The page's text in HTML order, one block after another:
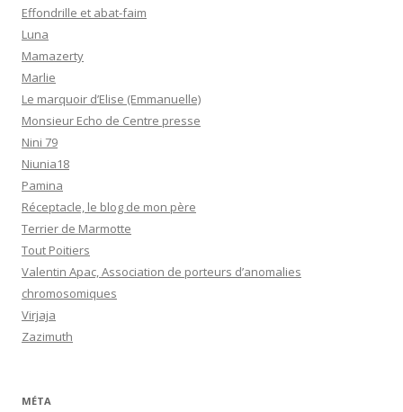
Effondrille et abat-faim
Luna
Mamazerty
Marlie
Le marquoir d’Elise (Emmanuelle)
Monsieur Echo de Centre presse
Nini 79
Niunia18
Pamina
Réceptacle, le blog de mon père
Terrier de Marmotte
Tout Poitiers
Valentin Apac, Association de porteurs d’anomalies
chromosomiques
Virjaja
Zazimuth
MÉTA